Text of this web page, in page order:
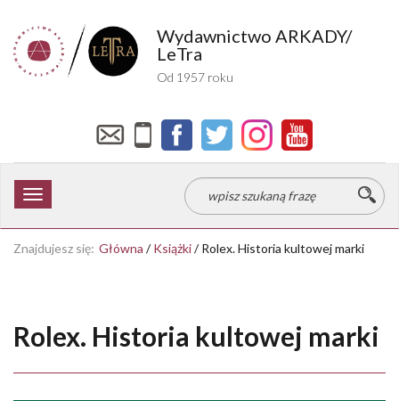
Wydawnictwo ARKADY/
LeTra
Od 1957 roku
Toggle
Znajdujesz się: Główna / Książki/ Rolex. Historia kultowej marki
Rolex. Historia kultowej marki